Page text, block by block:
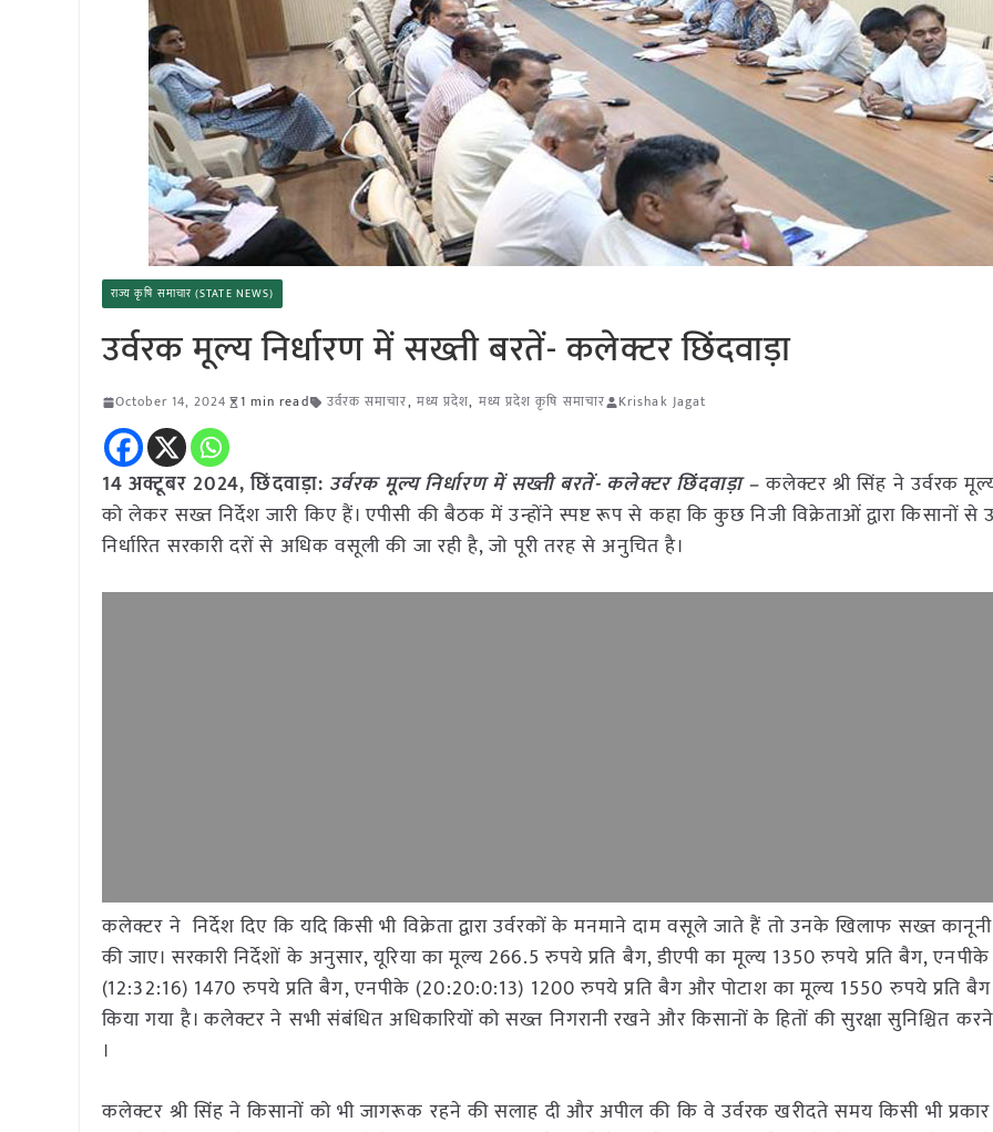
राज्य कृषि समाचार (STATE NEWS)
उर्वरक मूल्य निर्धारण में सख्ती बरतें- कलेक्टर छिंदवाड़ा
October 14, 2024 1 min read उर्वरक समाचार, मध्य प्रदेश, मध्य प्रदेश कृषि समाचार Krishak Jagat
14 अक्टूबर 2024, छिंदवाड़ा: उर्वरक मूल्य निर्धारण में सख्ती बरतें- कलेक्टर छिंदवाड़ा –कलेक्टर श्री सिंह ने उर्वरक
को लेकर सख्त निर्देश जारी किए हैं। एपीसी की बैठक में उन्होंने स्पष्ट रूप से कहा कि कुछ निजी विक्रेताओं द्वारा किसानों से
निर्धारित सरकारी दरों से अधिक वसूली की जा रही है, जो पूरी तरह से अनुचित है।
कलेक्टर ने निर्देश दिए कि यदि किसी भी विक्रेता द्वारा उर्वरकों के मनमाने दाम वसूले जाते हैं तो उनके खिलाफ सख्त कानूनी
की जाए। सरकारी निर्देशों के अनुसार, यूरिया का मूल्य 266.5 रुपये प्रति बैग, डीएपी का मूल्य 1350 रुपये प्रति बैग, एनपीके
(12:32:16) 1470 रुपये प्रति बैग, एनपीके (20:20:0:13) 1200 रुपये प्रति बैग और पोटाश का मूल्य 1550 रुपये प्रति बैग
किया गया है। कलेक्टर ने सभी संबंधित अधिकारियों को सख्त निगरानी रखने और किसानों के हितों की सुरक्षा सुनिश्चित
।
कलेक्टर श्री सिंह ने किसानों को भी जागरूक रहने की सलाह दी और अपील की कि वे उर्वरक खरीदते समय किसी भी